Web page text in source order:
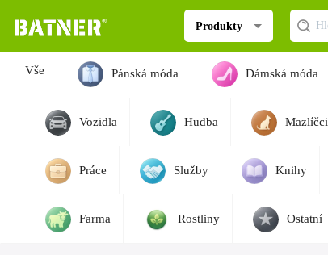
Produkty
Vše Pánská móda Dámská móda
Vozidla Hudba Mazlíčci
Práce Služby Knihy
Farma Rostliny Ostatní